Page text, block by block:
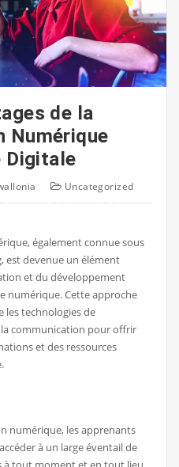
de la
Numérique
Digitale
Uncategorized
également connue sous
est devenue un élément
et du développement
numérique. Cette approche
les technologies de
communication pour offrir
et des ressources
numérique, les apprenants
à un large éventail de